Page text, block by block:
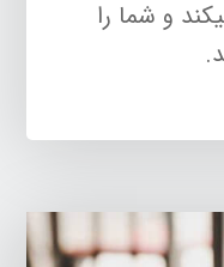
و شما را